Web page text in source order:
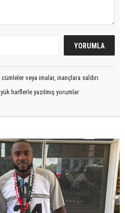
veya imalar, inançlara saldırı
harflerle yazılmış yorumlar